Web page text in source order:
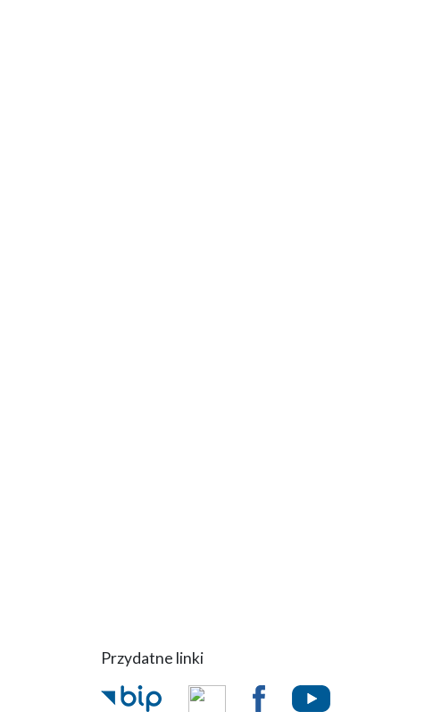
Przydatne linki